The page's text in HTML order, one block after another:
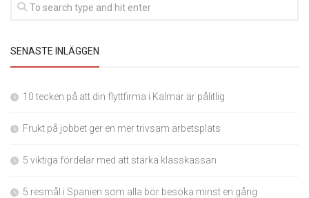
SENASTE INLÄGGEN
10 tecken på att din flyttfirma i Kalmar är pålitlig
Frukt på jobbet ger en mer trivsam arbetsplats
5 viktiga fördelar med att stärka klasskassan
5 resmål i Spanien som alla bör besöka minst en gång